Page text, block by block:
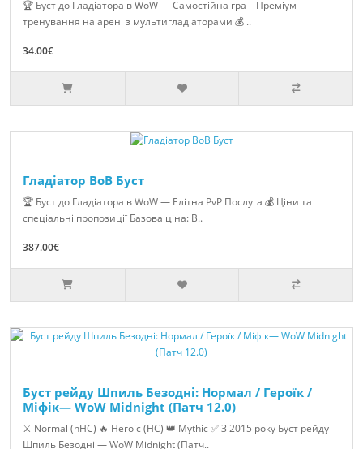
🏆 Буст до Гладіатора в WoW — Самостійна гра – Преміум
тренування на арені з мультигладіаторами 💰 ..
34.00€
Гладіатор ВоВ Буст
🏆 Буст до Гладіатора в WoW — Елітна PvP Послуга 💰 Ціни та
спеціальні пропозиції Базова ціна: В..
387.00€
Буст рейду Шпиль Безодні: Нормал / Героїк /
Міфік— WoW Midnight (Патч 12.0)
⚔ Normal (nHC) 🔥 Heroic (HC) 👑 Mythic ✅ З 2015 року Буст рейду
Шпиль Безодні — WoW Midnight (Патч..